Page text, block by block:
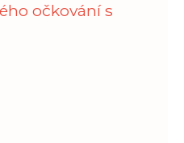
očkování s